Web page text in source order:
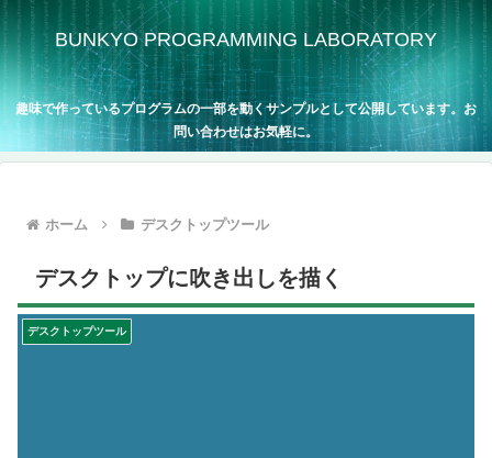
BUNKYO PROGRAMMING LABORATORY
趣味で作っているプログラムの一部を動くサンプルとして公開しています。お
問い合わせはお気軽に。
ホーム デスクトップツール
デスクトップに吹き出しを描く
デスクトップツール